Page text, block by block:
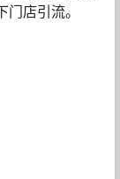
店引流。